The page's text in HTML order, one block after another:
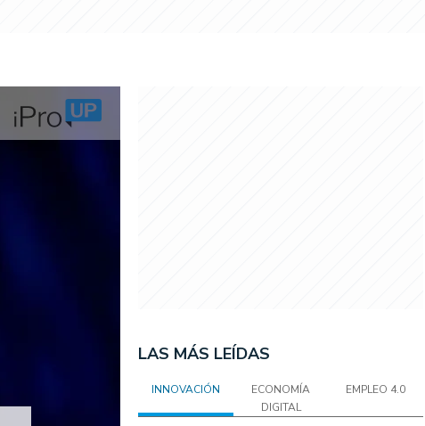
LAS MÁS LEÍDAS
INNOVACIÓN
ECONOMÍA
DIGITAL
EMPLEO 4.0